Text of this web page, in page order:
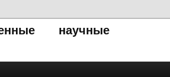
научные